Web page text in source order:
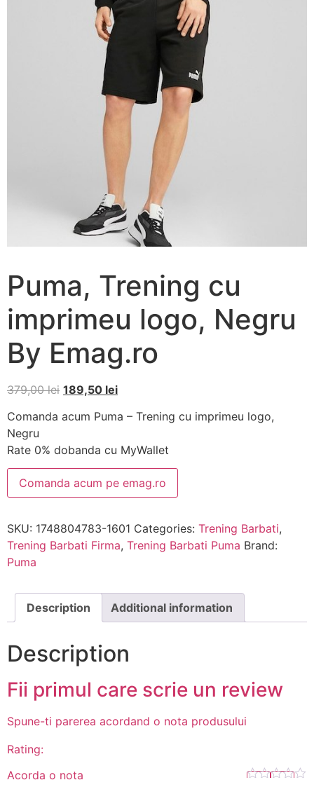
Puma, Trening cu
imprimeu logo, Negru
By Emag.ro
379,00lei 189,50 lei
Comanda acum Puma – Trening cu imprimeu logo,
Negru
Rate 0% dobanda cu MyWallet
Comanda acum pe emag.ro
SKU: 1748804783-1601 Categories: Trening Barbati,
Trening Barbati Firma, Trening Barbati Puma Brand:
Puma
Description Additional information
Description
Fii primul care scrie un review
Spune-ti parerea acordand o nota produsului
Rating:
Acorda o nota